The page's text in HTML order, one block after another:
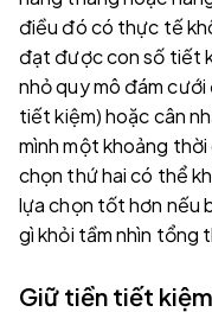
điều đó có thực tế
đạt được con số tiết
nhỏ quy mô đám cưới
tiết kiệm) hoặc cân
mình một khoảng
chọn thứ hai có thể
lựa chọn tốt hơn nếu
gì khỏi tầm nhìn tổng
Giữ tiền tiết